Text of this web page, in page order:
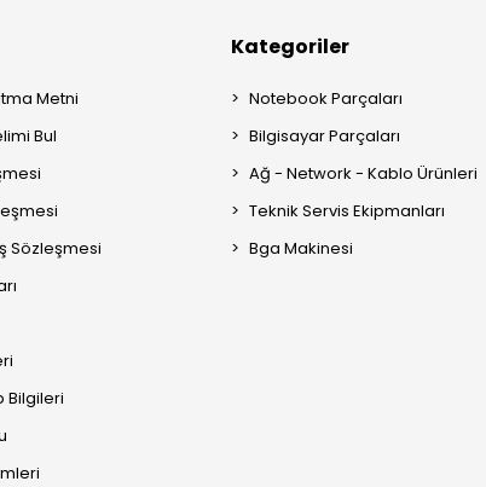
Metni
Bul
Sözleşmesi
Bilgileri
Kategoriler
Notebook Parçaları
Bilgisayar Parçaları
Ağ - Network - Kablo Ürünleri
Teknik Servis Ekipmanları
Bga Makinesi